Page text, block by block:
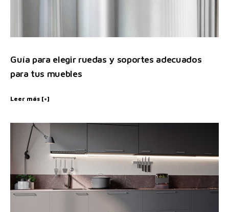
Guía para elegir ruedas y soportes adecuados
para tus muebles
Leer más [+]